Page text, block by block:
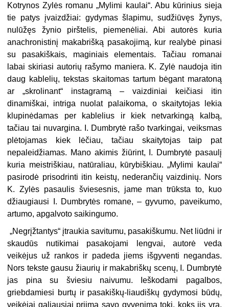
Kotrynos Zylės romanu „Mylimi kaulai“. Abu kūrinius sieja
tie patys įvaizdžiai: gydymas šlapimu, sudžiūvęs žynys,
nulūžęs žynio pirštelis, piemenėliai. Abi autorės kuria
anachronistinį makabrišką pasakojimą, kur realybė pinasi
su pasakiškais, maginiais elementais. Tačiau romanai
labai skiriasi autorių rašymo maniera. K. Zylė naudoja itin
daug kablelių, tekstas skaitomas tartum bėgant maratoną
ar „skrolinant“ instagramą – vaizdiniai keičiasi itin
dinamiškai, intriga nuolat palaikoma, o skaitytojas lekia
klupinėdamas per kablelius ir kiek netvarkingą kalbą,
tačiau tai nuvargina. I. Dumbrytė rašo tvarkingai, veiksmas
plėtojamas kiek lėčiau, tačiau skaitytojas taip pat
nepaleidžiamas. Mano akimis žiūrint, I. Dumbrytė pasaulį
kuria meistriškiau, natūraliau, kūrybiškiau. „Mylimi kaulai“
pasirodė prisodrinti itin keistų, nederančių vaizdinių. Nors
K. Zylės pasaulis šviesesnis, jame man trūksta to, kuo
džiaugiausi I. Dumbrytės romane, – gyvumo, paveikumo,
artumo, apgalvoto saikingumo.
„Negrįžtantys“ įtraukia savitumu, pasakiškumu. Net liūdni ir
skaudūs nutikimai pasakojami lengvai, autorė veda
veikėjus už rankos ir padeda jiems išgyventi negandas.
Nors tekste gausu žiaurių ir makabriškų scenų, I. Dumbrytė
jas pina su šviesiu naivumu. Ieškodami pagalbos,
griebdamiesi burtų ir pasakiškų-liaudiškų gydymosi būdų,
veikėjai galiausiai priima savo gyvenimą tokį, koks jis yra.